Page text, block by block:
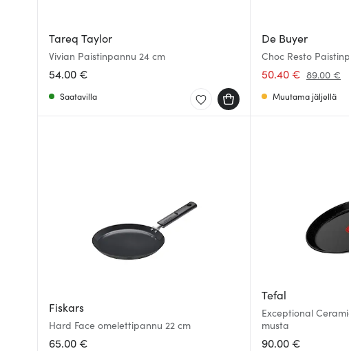
Tareq Taylor
Vivian Paistinpannu 24 cm
54.00 €
Saatavilla
De Buyer
Choc Resto
50.40 € 89.00 €
Muutama jäljellä
Fiskars
Hard Face omelettipannu 22 cm
65.00 €
Tefal
Exceptional
musta
90.00 €